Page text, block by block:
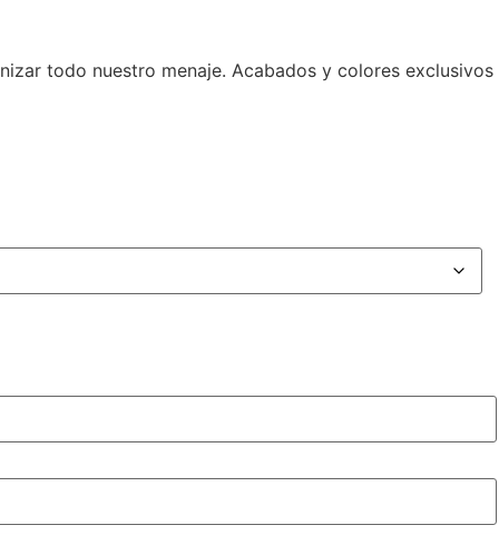
todo nuestro menaje. Acabados y colores exclusivos